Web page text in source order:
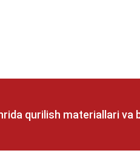
qurilish materiallari